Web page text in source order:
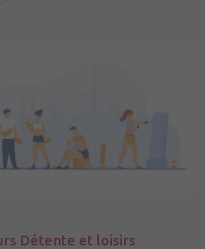
Détente et loisirs